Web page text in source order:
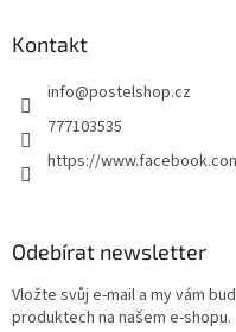
Kontakt
info@postelshop.cz
777103535
https://
Odebírat newsletter
Vložte svůj e-mail a my vám
produktech na našem e-shopu.